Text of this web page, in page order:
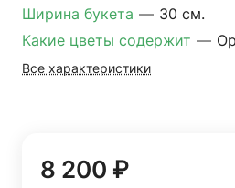
Ширина букета — 30 см.
Какие цветы содержит —
Все характеристики
8 200 ₽